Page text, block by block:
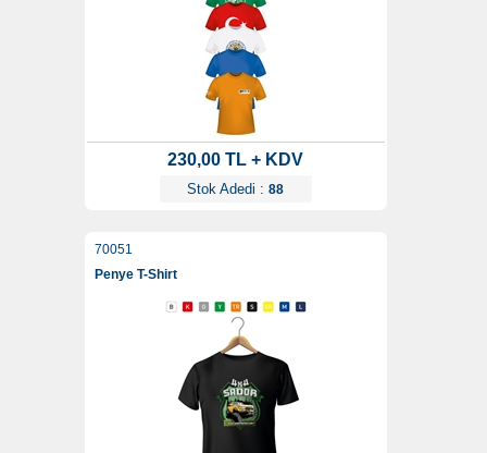
230,00 TL + KDV
Stok Adedi : 88
70051
Penye T-Shirt